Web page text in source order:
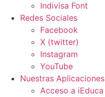
Indivisa Font
Redes Sociales
Facebook
X (twitter)
Instagram
YouTube
Nuestras Aplicaciones
Acceso a iEduca